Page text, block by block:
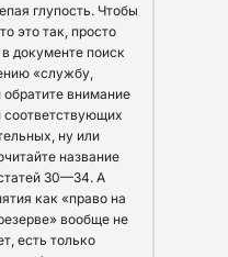
глупость. Чтобы
это так, просто
в документе поиск
«службу,
внимание
соответствующих
ну или
название
30—34. А
как «право на
вообще не
есть только